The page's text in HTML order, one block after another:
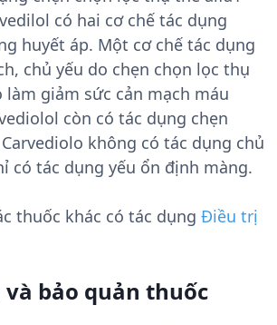
có hai cơ chế tác dụng
huyết áp. Một cơ chế tác dụng
chủ yếu do chẹn chọn lọc thụ
làm giảm sức cản mạch máu
còn có tác dụng chẹn
không có tác dụng chủ
có tác dụng yếu ổn định màng.
thuốc khác có tác dụng Điều trị
bảo quản thuốc